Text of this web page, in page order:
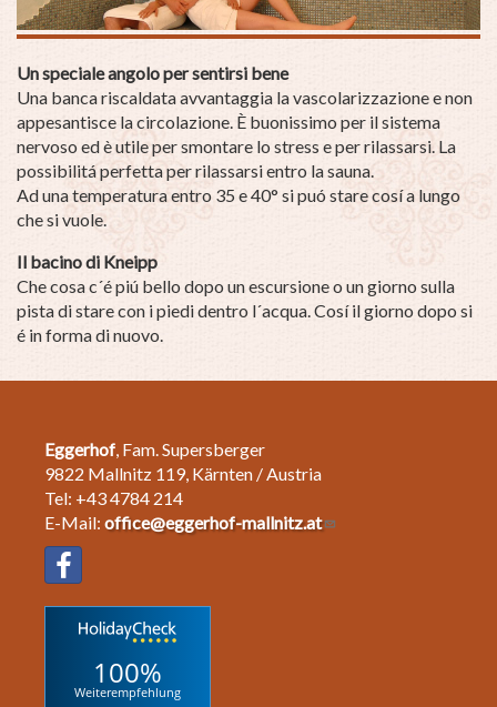
Un speciale angolo per sentirsi bene
Una banca riscaldata avvantaggia la vascolarizzazione e non
appesantisce la circolazione. È buonissimo per il sistema
nervoso ed è utile per smontare lo stress e per rilassarsi. La
possibilitá perfetta per rilassarsi entro la sauna.
Ad una temperatura entro 35 e 40° si puó stare cosí a lungo
che si vuole.
Il bacino di Kneipp
Che cosa c´é piú bello dopo un escursione o un giorno sulla
pista di stare con i piedi dentro l´acqua. Cosí il giorno dopo si
é in forma di nuovo.
Eggerhof , Fam. Supersberger
9822 Mallnitz 119, Kärnten / Austria
Tel: +43 4784 214
E-Mail: office@eggerhof-mallnitz.at
100%
Weiterempfehlung